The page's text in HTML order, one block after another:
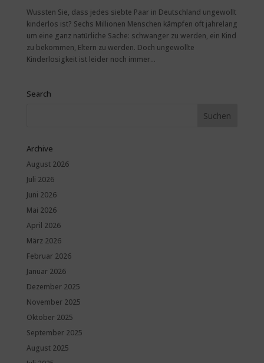
Wussten Sie, dass jedes siebte Paar in Deutschland ungewollt
kinderlos ist? Sechs Millionen Menschen kämpfen oft jahrelang
um eine ganz natürliche Sache: schwanger zu werden, ein Kind
zu bekommen, Eltern zu werden. Doch ungewollte
Kinderlosigkeit ist leider noch immer...
Search
Archive
August 2026
Juli 2026
Juni 2026
Mai 2026
April 2026
März 2026
Februar 2026
Januar 2026
Dezember 2025
November 2025
Oktober 2025
September 2025
August 2025